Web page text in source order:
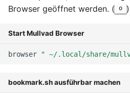
Browser geöffnet werden. (
o )
Start Mullvad Browser
browser " ~/.local/share/
bookmark.sh ausführbar machen